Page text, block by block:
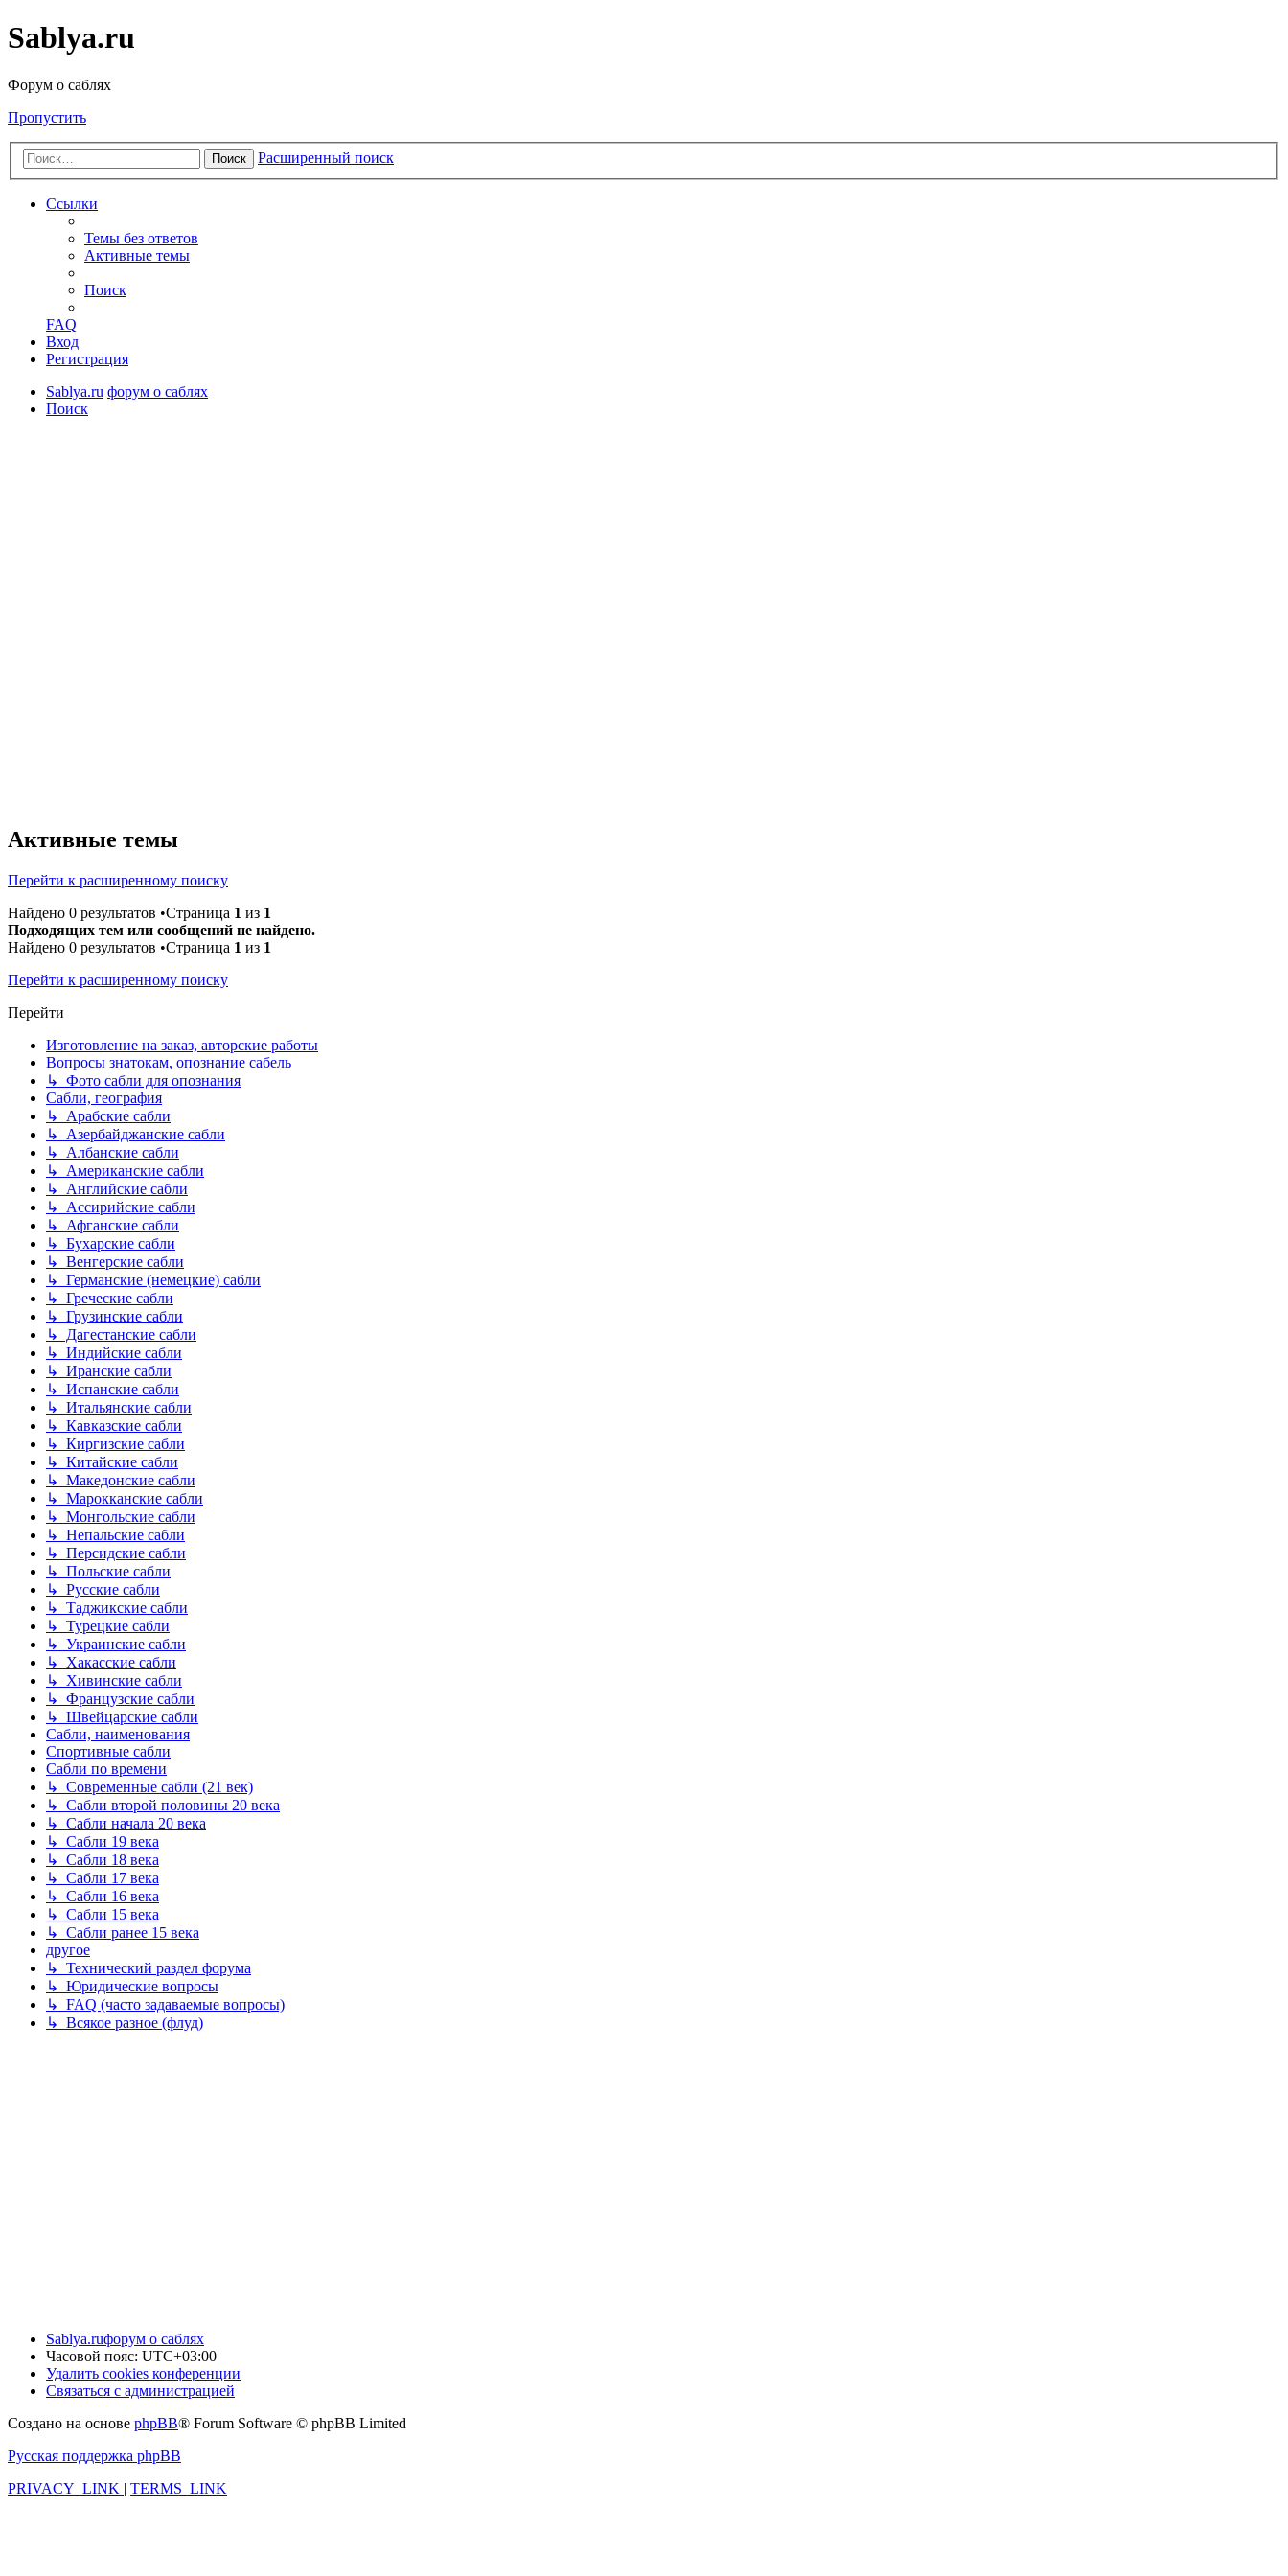
Sablya.ru
Форум о саблях
Пропустить
Поиск Расширенный поиск
Ссылки
Темы без ответов
Активные темы
Поиск
FAQ
Вход
Регистрация
Sablya.ru форум о саблях
Поиск
Активные темы
Перейти к расширенному поиску
Найдено 0 результатов •Страница 1 из 1
Подходящих тем или сообщений не найдено.
Найдено 0 результатов •Страница 1 из 1
Перейти к расширенному поиску
Перейти
Изготовление на заказ, авторские работы
Вопросы знатокам, опознание сабель
↳ Фото сабли для опознания
Сабли, география
↳ Арабские сабли
↳ Азербайджанские сабли
↳ Албанские сабли
↳ Американские сабли
↳ Английские сабли
↳ Ассирийские сабли
↳ Афганские сабли
↳ Бухарские сабли
↳ Венгерские сабли
↳ Германские (немецкие) сабли
↳ Греческие сабли
↳ Грузинские сабли
↳ Дагестанские сабли
↳ Индийские сабли
↳ Иранские сабли
↳ Испанские сабли
↳ Итальянские сабли
↳ Кавказские сабли
↳ Киргизские сабли
↳ Китайские сабли
↳ Македонские сабли
↳ Марокканские сабли
↳ Монгольские сабли
↳ Непальские сабли
↳ Персидские сабли
↳ Польские сабли
↳ Русские сабли
↳ Таджикские сабли
↳ Турецкие сабли
↳ Украинские сабли
↳ Хакасские сабли
↳ Хивинские сабли
↳ Французские сабли
↳ Швейцарские сабли
Сабли, наименования
Спортивные сабли
Сабли по времени
↳ Современные сабли (21 век)
↳ Сабли второй половины 20 века
↳ Сабли начала 20 века
↳ Сабли 19 века
↳ Сабли 18 века
↳ Сабли 17 века
↳ Сабли 16 века
↳ Сабли 15 века
↳ Сабли ранее 15 века
другое
↳ Технический раздел форума
↳ Юридические вопросы
↳ FAQ (часто задаваемые вопросы)
↳ Всякое разное (флуд)
Sablya.ruфорум о саблях
Часовой пояс: UTC+03:00
Удалить cookies конференции
Связаться с администрацией
Создано на основе phpBB® Forum Software © phpBB Limited
Русская поддержка phpBB
PRIVACY_LINK | TERMS_LINK